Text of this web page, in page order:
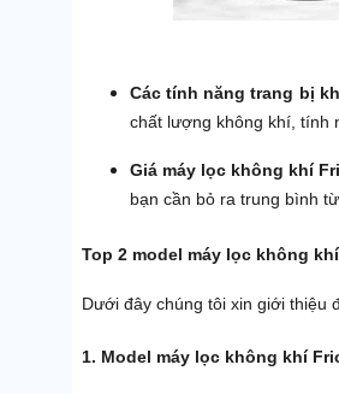
Các tính năng trang bị
chất lượng không khí, tính
Giá máy lọc không khí
bạn cần bỏ ra trung bình
Top 2 model máy lọc không
Dưới đây chúng tôi xin giới thiệu
1. Model máy lọc không khí